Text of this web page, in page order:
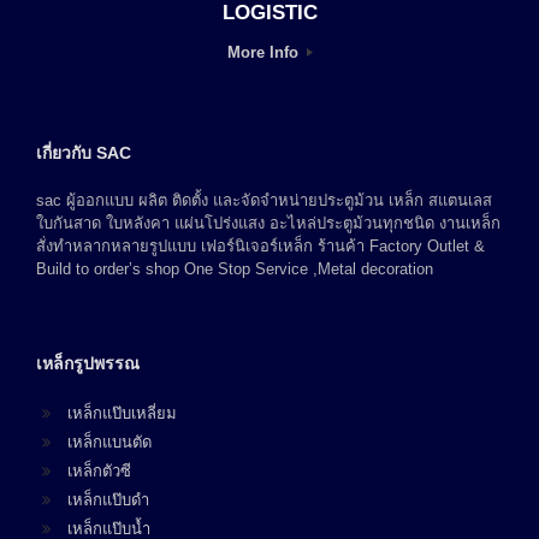
LOGISTIC
More Info
เกี่ยวกับ SAC
sac ผู้ออกแบบ ผลิต ติดตั้ง และจัดจำหน่ายประตูม้วน เหล็ก สแตนเลส
ใบกันสาด ใบหลังคา แผ่นโปร่งแสง อะไหล่ประตูม้วนทุกชนิด งานเหล็ก
สั่งทำหลากหลายรูปแบบ เฟอร์นิเจอร์เหล็ก ร้านค้า Factory Outlet &
Build to order’s shop One Stop Service ,Metal decoration
เหล็กรูปพรรณ
เหล็กแป๊บเหลี่ยม
เหล็กแบนตัด
เหล็กตัวซี
เหล็กแป๊บดำ
เหล็กแป๊บน้ำ